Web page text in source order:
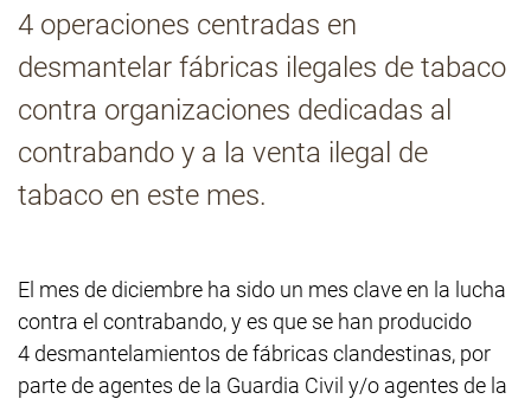
Archivo
Estadísticas CMT
4 operaciones centradas en
desmantelar fábricas ilegales de tabaco
contra organizaciones dedicadas al
contrabando y a la venta ilegal de
tabaco en este mes.
El mes de diciembre ha sido un mes clave en la lucha
contra el contrabando, y es que se han producido
4 desmantelamientos de fábricas clandestinas, por
parte de agentes de la Guardia Civil y/o agentes de la